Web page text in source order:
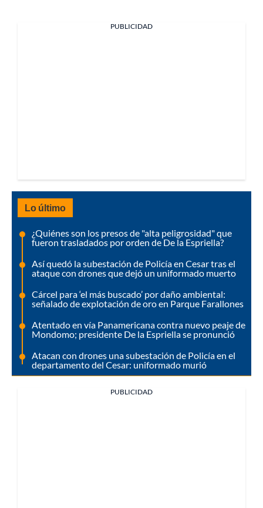
PUBLICIDAD
Lo último
¿Quiénes son los presos de "alta peligrosidad" que
fueron trasladados por orden de De la Espriella?
Así quedó la subestación de Policía en Cesar tras el
ataque con drones que dejó un uniformado muerto
Cárcel para ‘el más buscado’ por daño ambiental:
señalado de explotación de oro en Parque Farallones
Atentado en vía Panamericana contra nuevo peaje de
Mondomo; presidente De la Espriella se pronunció
Atacan con drones una subestación de Policía en el
departamento del Cesar: uniformado murió
PUBLICIDAD